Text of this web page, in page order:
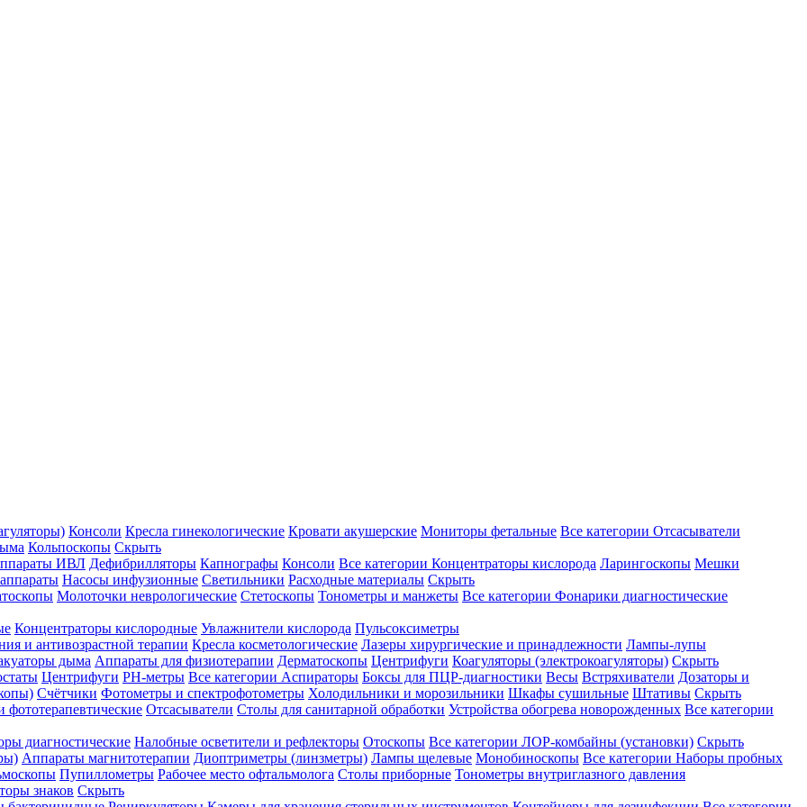
Консоли Кресла гинекологические Кровати акушерские Мониторы фетальные Все категории Отсасыватели
Кольпоскопы Скрыть
ИВЛ Дефибрилляторы Капнографы Консоли Все категории Концентраторы кислорода Ларингоскопы Мешки
Насосы инфузионные Светильники Расходные материалы Скрыть
Молоточки неврологические Стетоскопы Тонометры и манжеты Все категории Фонарики диагностические
Концентраторы кислородные Увлажнители кислорода Пульсоксиметры
и антивозрастной терапии Кресла косметологические Лазеры хирургические и принадлежности Лампы-лупы
дыма Аппараты для физиотерапии Дерматоскопы Центрифуги Коагуляторы (электрокоагуляторы) Скрыть
Центрифуги PH-метры Все категории Аспираторы Боксы для ПЦР-диагностики Весы Встряхиватели Дозаторы и
Счётчики Фотометры и спектрофотометры Холодильники и морозильники Шкафы сушильные Штативы Скрыть
фототерапевтические Отсасыватели Столы для санитарной обработки Устройства обогрева новорожденных Все категории
диагностические Налобные осветители и рефлекторы Отоскопы Все категории ЛОР-комбайны (установки) Скрыть
Аппараты магнитотерапии Диоптриметры (линзметры) Лампы щелевые Монобиноскопы Все категории Наборы пробных
Пупиллометры Рабочее место офтальмолога Столы приборные Тонометры внутриглазного давления
знаков Скрыть